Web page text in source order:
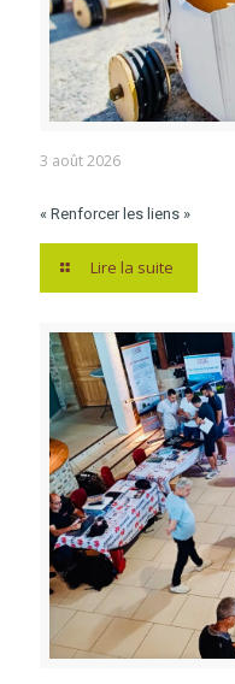
3 août 2026
« Renforcer les liens »
Lire la suite